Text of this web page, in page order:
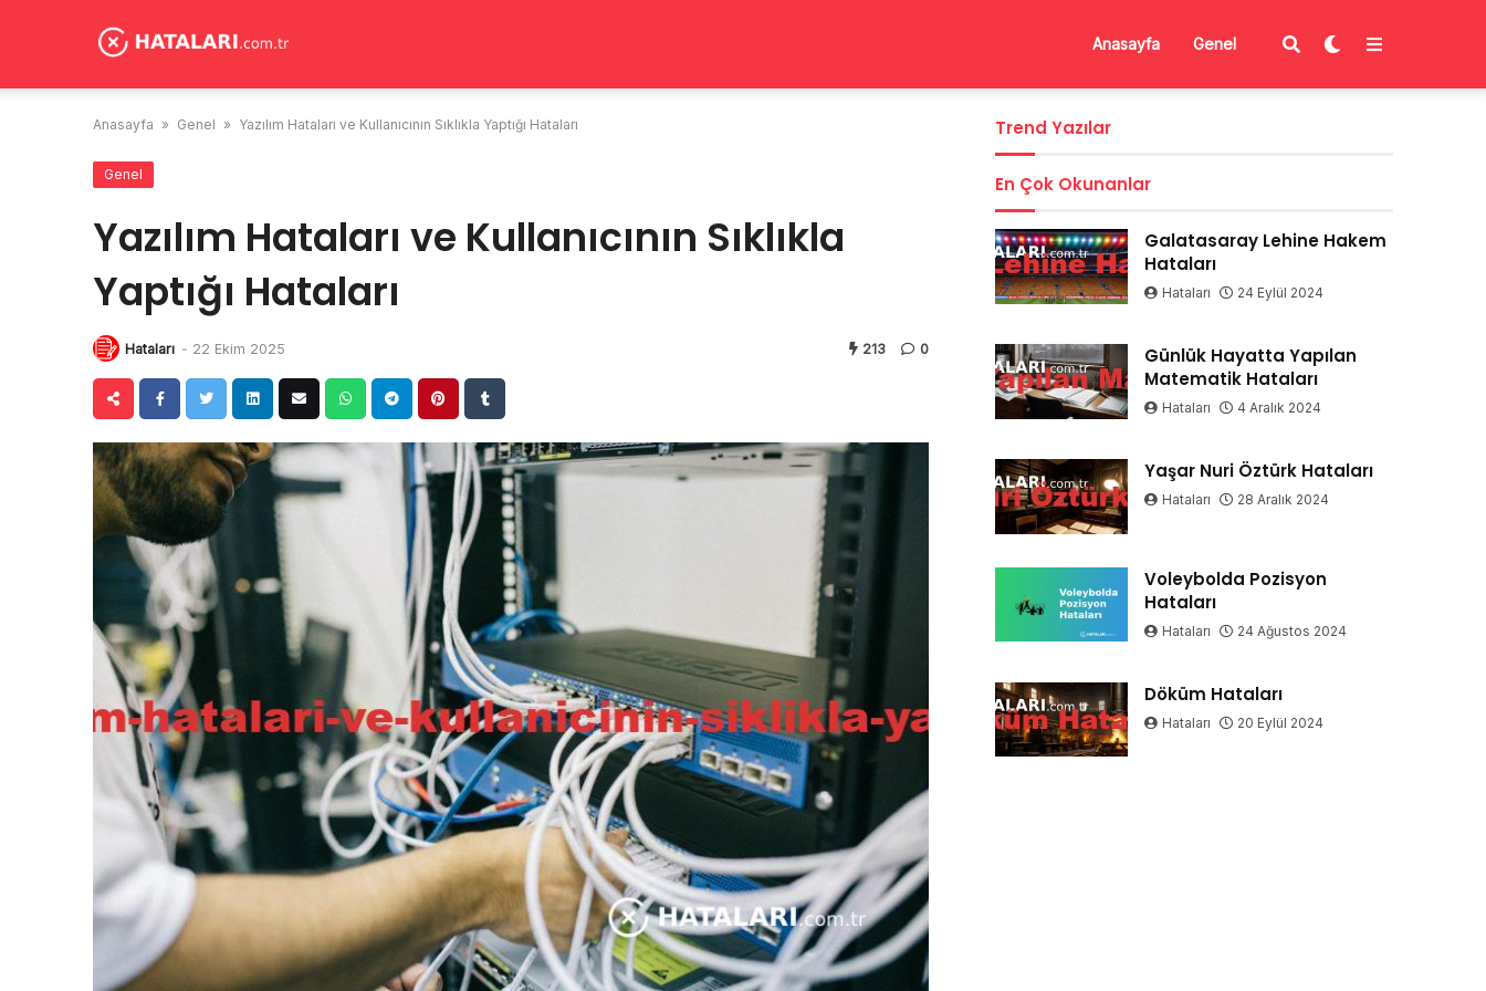
Anasayfa Genel
Anasayfa » Genel » Yazılım Hataları ve Kullanıcının Sıklıkla Yaptığı Hataları
Genel
Yazılım Hataları ve Kullanıcının Sıklıkla
Yaptığı Hataları
Hataları - 22 Ekim 2025 213 0
Trend Yazılar
En Çok Okunanlar
Galatasaray Lehine Hakem
Hataları
Hataları 24 Eylül 2024
Günlük Hayatta Yapılan
Matematik Hataları
Hataları 4 Aralık 2024
Yaşar Nuri Öztürk Hataları
Hataları 28 Aralık 2024
Voleybolda Pozisyon
Hataları
Hataları 24 Ağustos 2024
Döküm Hataları
Hataları 20 Eylül 2024